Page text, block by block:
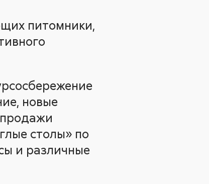
питомники,
новые
столы» по
и различные